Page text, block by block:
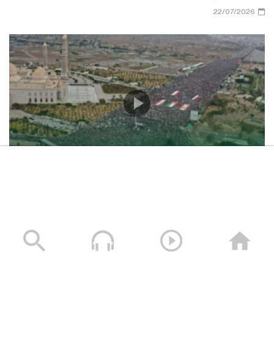
22/07/2026
17/07/2026